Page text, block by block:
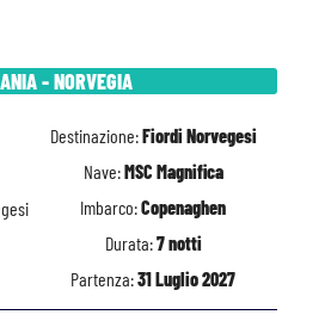
- NORVEGIA
Destinazione:Fiordi Norvegesi
Nave:MSC Magnifica
Imbarco:Copenaghen
Durata:7 notti
Partenza:31 Luglio 2027